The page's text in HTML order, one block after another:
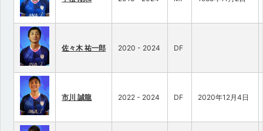
佐々木 祐一郎 2020 - 2024 DF
市川 誠龍 2022 - 2024 DF 2020年12月4日